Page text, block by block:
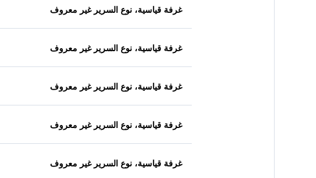
غرفة قياسية، نوع السرير غير معروف
غرفة قياسية، نوع السرير غير معروف
غرفة قياسية، نوع السرير غير معروف
غرفة قياسية، نوع السرير غير معروف
غرفة قياسية، نوع السرير غير معروف